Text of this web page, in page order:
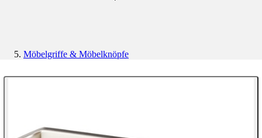
Möbelgriffe & Möbelknöpfe